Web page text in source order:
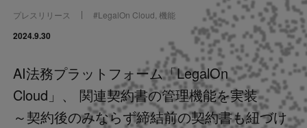
Service
News
Recruit
プレスリリース #LegalOn Cloud ,機能
2024.9.30
AI法務プラットフォーム「LegalOn
Cloud」、 関連契約書の管理機能を実装
～契約後のみならず締結前の契約書も紐づけ